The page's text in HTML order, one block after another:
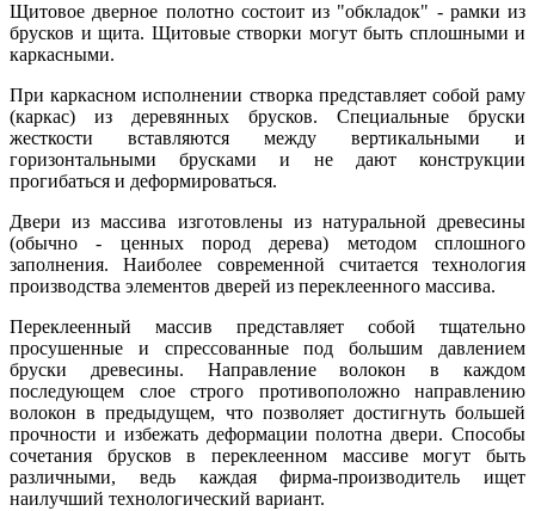
Щитовое дверное полотно состоит из "обкладок" - рамки из
брусков и щита. Щитовые створки могут быть сплошными и
каркасными.
При каркасном исполнении створка представляет собой раму
(каркас) из деревянных брусков. Специальные бруски
жесткости вставляются между вертикальными и
горизонтальными брусками и не дают конструкции
прогибаться и деформироваться.
Двери из массива изготовлены из натуральной древесины
(обычно - ценных пород дерева) методом сплошного
заполнения. Наиболее современной считается технология
производства элементов дверей из переклеенного массива.
Переклеенный массив представляет собой тщательно
просушенные и спрессованные под большим давлением
бруски древесины. Направление волокон в каждом
последующем слое строго противоположно направлению
волокон в предыдущем, что позволяет достигнуть большей
прочности и избежать деформации полотна двери. Способы
сочетания брусков в переклеенном массиве могут быть
различными, ведь каждая фирма-производитель ищет
наилучший технологический вариант.